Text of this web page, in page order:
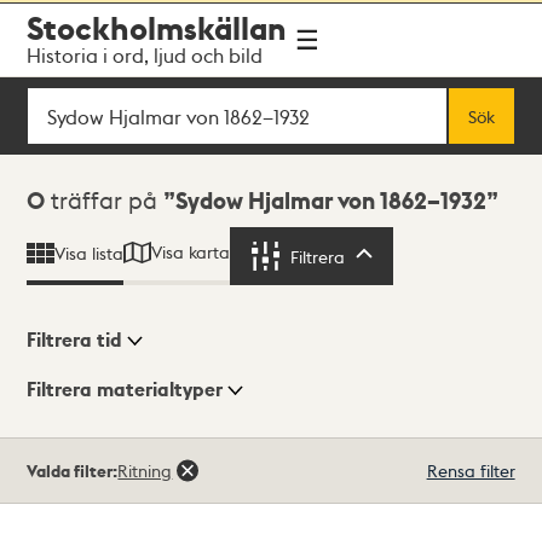
navigationen
huvudinnehållet
Stockholmskällan
Historia i ord, ljud och bild
Sök
Sök
Sökresultat
0 träffar på Sydow Hjalmar von 1862–1932
Visa lista Visa karta Filtrera
Visningsläge
Filtrera tid
Filtrera materialtyper
träffar
Valda filter:Ritning Rensa filter